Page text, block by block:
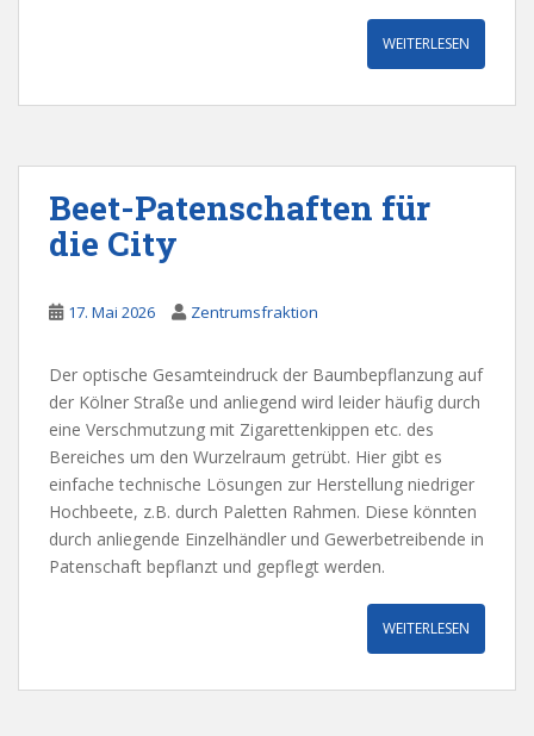
WEITERLESEN
Beet-Patenschaften für
die City
17. Mai 2026 Zentrumsfraktion
Der optische Gesamteindruck der Baumbepflanzung auf
der Kölner Straße und anliegend wird leider häufig durch
eine Verschmutzung mit Zigarettenkippen etc. des
Bereiches um den Wurzelraum getrübt. Hier gibt es
einfache technische Lösungen zur Herstellung niedriger
Hochbeete, z.B. durch Paletten Rahmen. Diese könnten
durch anliegende Einzelhändler und Gewerbetreibende in
Patenschaft bepflanzt und gepflegt werden.
WEITERLESEN